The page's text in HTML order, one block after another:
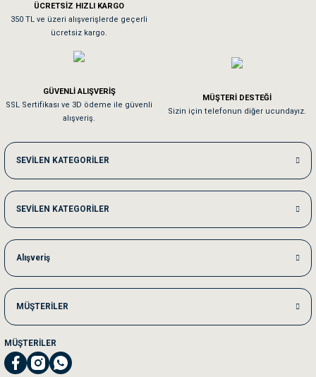
Sa**** On******
Kedilerim beğeniyorlar. Memnunuz. Uygun fiyatta olması iyi.
Me***** Ya******
Akşam verdiğim sipariş bir sonraki gün elime ulaştı. Jack russell köpeğim
Ka***** Ar******
Ufak bir sorun harici sorun olmadı sağolsunlar onuda hemen çözdüler
ÜCRETSİZ HIZLI KARGO
350 TL ve üzeri alışverişlerde geçerli
ücretsiz kargo.
GÜVENLİ ALIŞVERİŞ
SSL Sertifikası ve 3D ödeme ile güvenli
alışveriş.
MÜŞTERİ DESTEĞİ
Sizin için telefonun diğer ucundayız.
SEVİLEN KATEGORİLER
SEVİLEN KATEGORİLER
Alışveriş
MÜŞTERİLER
MÜŞTERİLER